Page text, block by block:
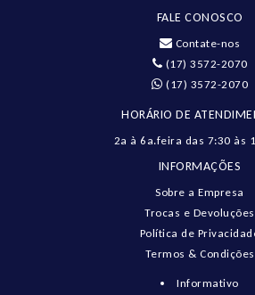
FALE CONOSCO
Contate-nos
(17) 3572-2070
(17) 3572-2070
HORÁRIO DE
2a à 6a.feira das 7:30 às
INFORMAÇÕES
Sobre a Empresa
Trocas e Devoluções
Política de
Termos & Condições
Informativo